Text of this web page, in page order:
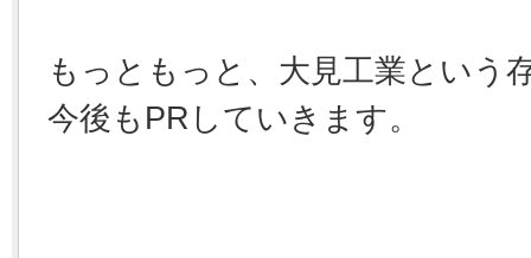
もっともっと、大見工業という
今後もPRしていきます。